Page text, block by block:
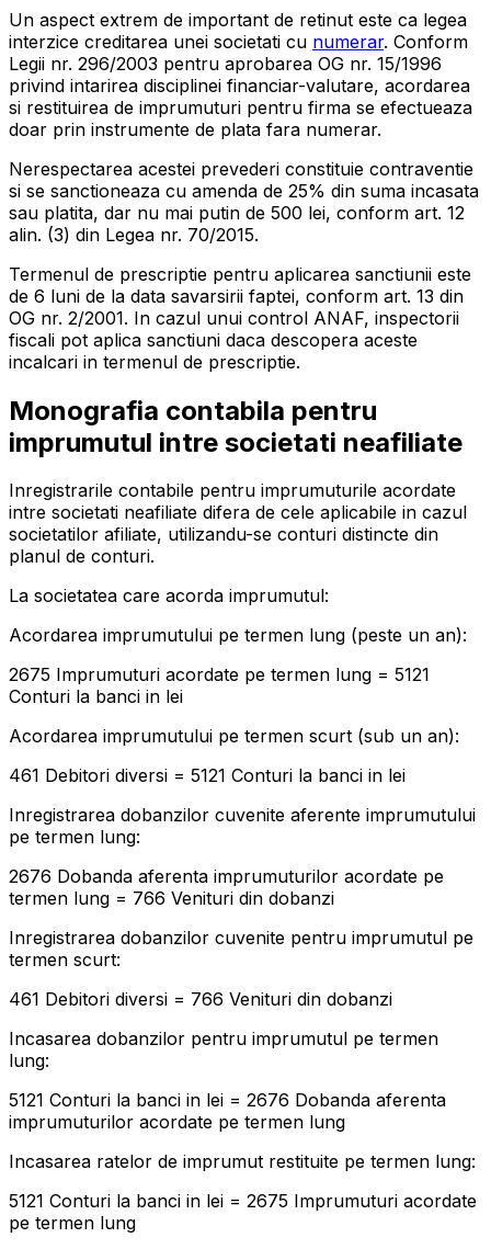
Un aspect extrem de important de retinut este ca legea
interzice creditarea unei societati cu numerar. Conform
Legii nr. 296/2003 pentru aprobarea OG nr. 15/1996
privind intarirea disciplinei financiar-valutare, acordarea
si restituirea de imprumuturi pentru firma se efectueaza
doar prin instrumente de plata fara numerar.
Nerespectarea acestei prevederi constituie contraventie
si se sanctioneaza cu amenda de 25% din suma incasata
sau platita, dar nu mai putin de 500 lei, conform art. 12
alin. (3) din Legea nr. 70/2015.
Termenul de prescriptie pentru aplicarea sanctiunii este
de 6 luni de la data savarsirii faptei, conform art. 13 din
OG nr. 2/2001. In cazul unui control ANAF, inspectorii
fiscali pot aplica sanctiuni daca descopera aceste
incalcari in termenul de prescriptie.
Monografia contabila pentru
imprumutul intre societati neafiliate
Inregistrarile contabile pentru imprumuturile acordate
intre societati neafiliate difera de cele aplicabile in cazul
societatilor afiliate, utilizandu-se conturi distincte din
planul de conturi.
La societatea care acorda imprumutul:
Acordarea imprumutului pe termen lung (peste un an):
2675 Imprumuturi acordate pe termen lung = 5121
Conturi la banci in lei
Acordarea imprumutului pe termen scurt (sub un an):
461 Debitori diversi = 5121 Conturi la banci in lei
Inregistrarea dobanzilor cuvenite aferente imprumutului
pe termen lung:
2676 Dobanda aferenta imprumuturilor acordate pe
termen lung = 766 Venituri din dobanzi
Inregistrarea dobanzilor cuvenite pentru imprumutul pe
termen scurt:
461 Debitori diversi = 766 Venituri din dobanzi
Incasarea dobanzilor pentru imprumutul pe termen
lung:
5121 Conturi la banci in lei = 2676 Dobanda aferenta
imprumuturilor acordate pe termen lung
Incasarea ratelor de imprumut restituite pe termen lung:
5121 Conturi la banci in lei = 2675 Imprumuturi acordate
pe termen lung